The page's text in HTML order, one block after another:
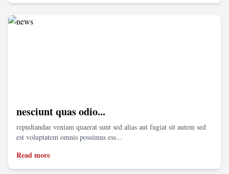
nesciunt quas odio...
repudiandae veniam quaerat sunt sed alias aut fugiat sit autem sed
est voluptatem omnis possimus ess...
Read more